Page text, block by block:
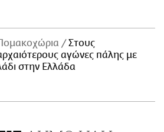
Στους
αγώνες πάλης με
στην Ελλάδα